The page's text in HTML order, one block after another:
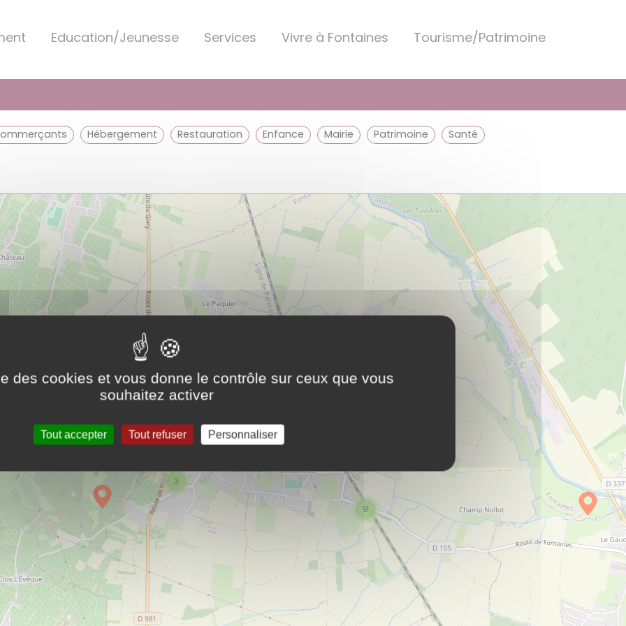
Education/Jeunesse Services Vivre à Fontaines Tourisme/Patrimoine
Commerçants Hébergement Restauration enfance mairie patrimoine santé
3
9
des cookies et vous donne le contrôle sur ceux que vous
souhaitez activer
Tout accepter Tout refuser Personnaliser